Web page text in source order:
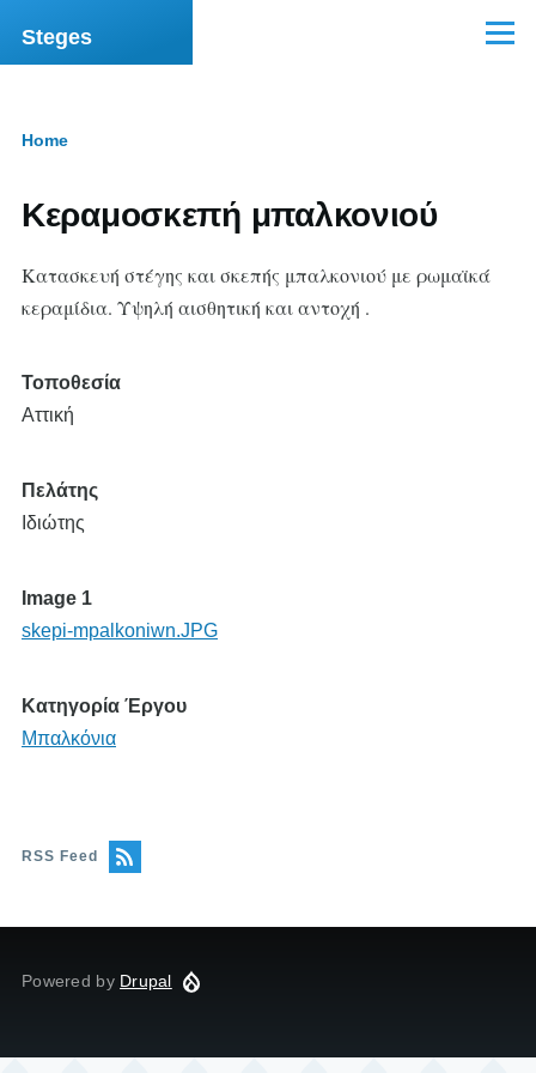
Skip to main content
Steges Menu
Home
Κεραμοσκεπή μπαλκονιού
Κατασκευή στέγης και σκεπής μπαλκονιού με ρωμαϊκά
κεραμίδια. Υψηλή αισθητική και αντοχή .
Τοποθεσία
Αττική
Πελάτης
Ιδιώτης
Image 1
skepi-mpalkoniwn.JPG
Κατηγορία Έργου
Μπαλκόνια
RSS Feed
Powered by Drupal